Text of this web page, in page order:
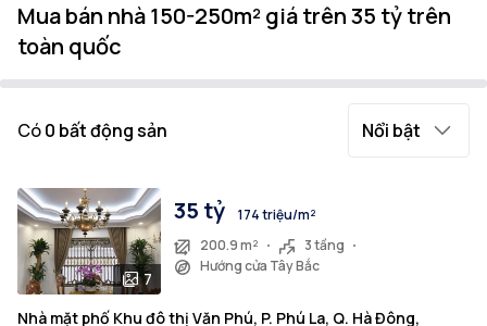
Mua bán nhà 150-250m² giá trên 35 tỷ trên
toàn quốc
Có0 bất động sản Nổi bật
7
35 tỷ
174 triệu/m²
200.9 m²
3 tầng
Hướng cửa Tây Bắc
Nhà mặt phố Khu đô thị Văn Phú, P. Phú La, Q. Hà Đông,